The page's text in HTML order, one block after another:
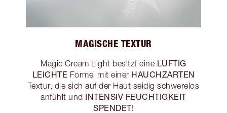
MAGISCHE TEXTUR
Magic Cream Light besitzt eine LUFTIG
LEICHTE Formel mit einer HAUCHZARTEN
Textur, die sich auf der Haut seidig schwerelos
anfühlt und INTENSIV FEUCHTIGKEIT
SPENDET!